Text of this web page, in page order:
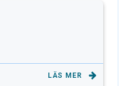
LÄS MER